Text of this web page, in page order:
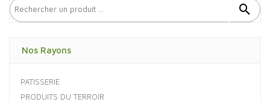
Nos Rayons
PATISSERIE
PRODUITS DU TERROIR